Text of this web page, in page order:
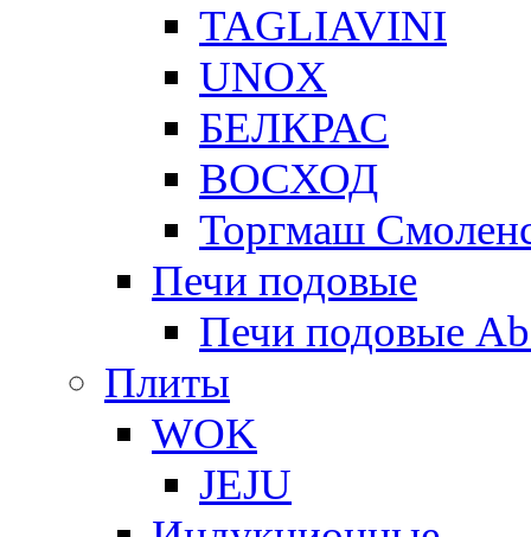
TAGLIAVINI
UNOX
БЕЛКРАС
ВОСХОД
Торгмаш
Печи подовые
Печи подовые
Плиты
WOK
JEJU